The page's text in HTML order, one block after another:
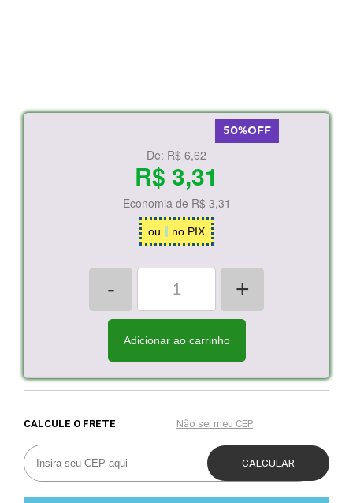
50%OFF
De:R$ 6,62
R$ 3,31
Economia de R$ 3,31
ou no PIX
- +
Adicionar ao carrinho